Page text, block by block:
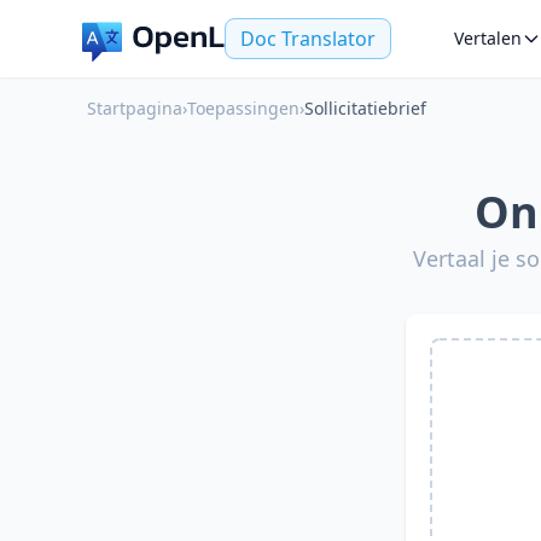
Doc Translator Vertalen
Startpagina›Toepassingen›Sollicitatiebrief
Vertaal je